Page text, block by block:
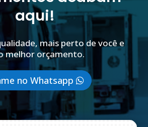
aqui!
mais perto de você e
melhor orçamento.
no Whatsapp